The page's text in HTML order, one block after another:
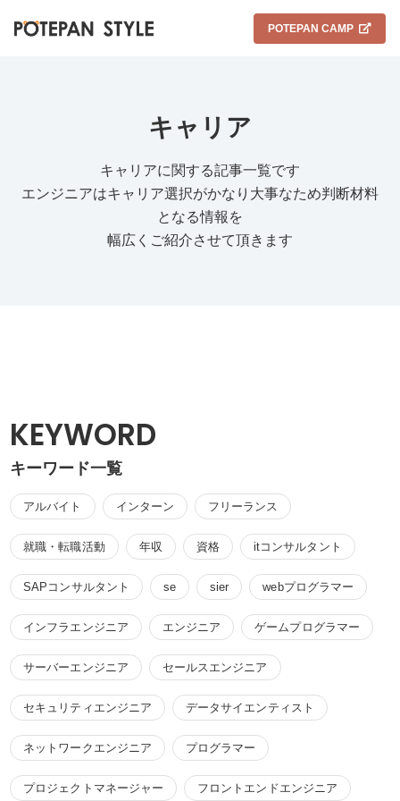
POTEPAN CAMP
キャリア
キャリアに関する記事一覧です
エンジニアはキャリア選択がかなり大事なため判断材料
となる情報を
幅広くご紹介させて頂きます
KEYWORD
キーワード一覧
アルバイト インターン フリーランス
就職・転職活動 年収 資格 itコンサルタント
SAPコンサルタント se sier webプログラマー
インフラエンジニア エンジニア ゲームプログラマー
サーバーエンジニア セールスエンジニア
セキュリティエンジニア データサイエンティスト
ネットワークエンジニア プログラマー
プロジェクトマネージャー フロントエンドエンジニア